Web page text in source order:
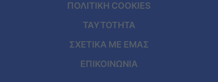
ΠΟΛΙΤΙΚΗ COOKIES
ΤΑΥΤΟΤΗΤΑ
ΣΧΕΤΙΚΑ ΜΕ ΕΜΑΣ
ΕΠΙΚΟΙΝΩΝΙΑ